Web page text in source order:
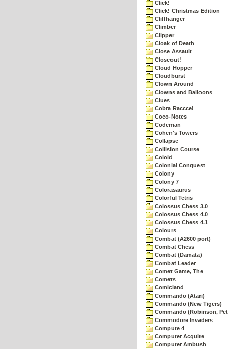
Click!
Click! Christmas Edition
Cliffhanger
Climber
Clipper
Cloak of Death
Close Assault
Closeout!
Cloud Hopper
Cloudburst
Clown Around
Clowns and Balloons
Clues
Cobra Raccce!
Coco-Notes
Codeman
Cohen's Towers
Collapse
Collision Course
Coloid
Colonial Conquest
Colony
Colony 7
Colorasaurus
Colorful Tetris
Colossus Chess 3.0
Colossus Chess 4.0
Colossus Chess 4.1
Colours
Combat (A2600 port)
Combat Chess
Combat (Damata)
Combat Leader
Comet Game, The
Comets
Comicland
Commando (Atari)
Commando (New Tigers)
Commando (Robinson,
Commodore Invaders
Compute 4
Computer Acquire
Computer Ambush